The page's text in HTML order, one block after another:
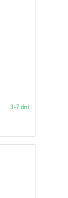
3-7 dní